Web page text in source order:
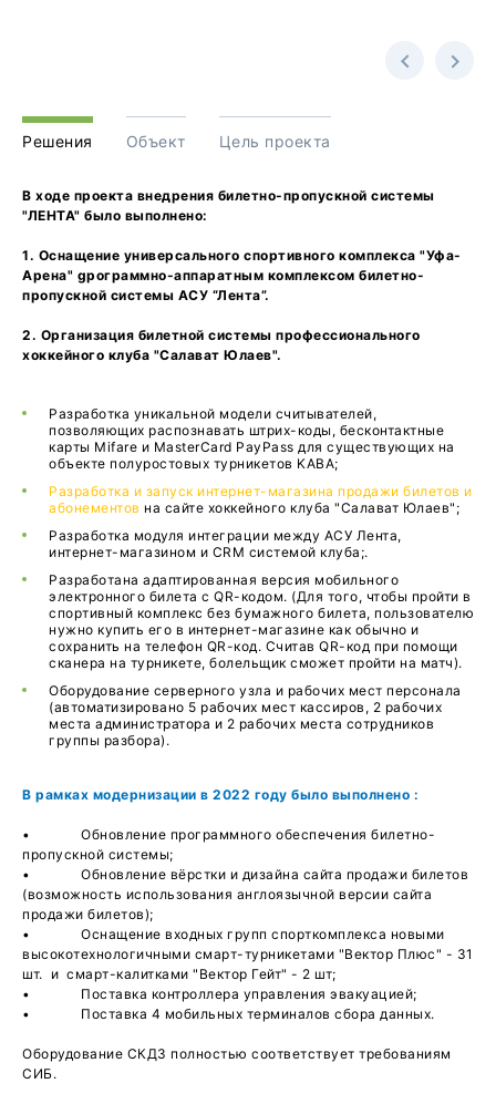
Решения Объект Цель проекта
В ходе проекта внедрения билетно-пропускной системы
"ЛЕНТА" было выполнено:
1. Оснащение универсального спортивного комплекса "Уфа-
Арена" gрограммно-аппаратным комплексом билетно-
пропускной системы АСУ “Лента”.
2. Организация билетной системы профессионального
хоккейного клуба "Салават Юлаев".
Разработка уникальной модели считывателей,
позволяющих распознавать штрих-коды, бесконтактные
карты Mifare и MasterCard PayPass для существующих на
объекте полуростовых турникетов KABA;
Разработка и запуск интернет-магазина продажи билетов и
абонементов на сайте хоккейного клуба "Салават Юлаев";
Разработка модуля интеграции между АСУ Лента,
интернет-магазином и CRM системой клуба;.
Разработана адаптированная версия мобильного
электронного билета с QR-кодом. (Для того, чтобы пройти в
спортивный комплекс без бумажного билета, пользователю
нужно купить его в интернет-магазине как обычно и
сохранить на телефон QR-код. Считав QR-код при помощи
сканера на турникете, болельщик сможет пройти на матч).
Оборудование серверного узла и рабочих мест персонала
(автоматизировано 5 рабочих мест кассиров, 2 рабочих
места администратора и 2 рабочих места сотрудников
группы разбора).
В рамках модернизации в 2022 году было выполнено :
• Обновление программного обеспечения билетно-
пропускной системы;
• Обновление вёрстки и дизайна сайта продажи билетов
(возможность использования англоязычной версии сайта
продажи билетов);
• Оснащение входных групп спорткомплекса новыми
высокотехнологичными смарт-турникетами "Вектор Плюс" - 31
шт. и смарт-калитками "Вектор Гейт" - 2 шт;
• Поставка контроллера управления эвакуацией;
• Поставка 4 мобильных терминалов сбора данных.
Оборудование СКДЗ полностью соответствует требованиям
СИБ.